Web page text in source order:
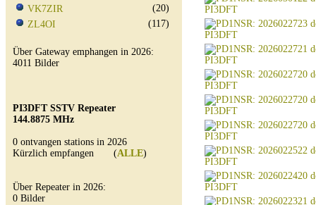
VK7ZIR
(20)
ZL4OI
(117)
Über Gateway emphangen in 2026:
4011 Bilder
PI3DFT SSTV Repeater
144.8875 MHz
0 ontvangen stations in 2026
Kürzlich empfangen (ALLE)
Über Repeater in 2026:
0 Bilder